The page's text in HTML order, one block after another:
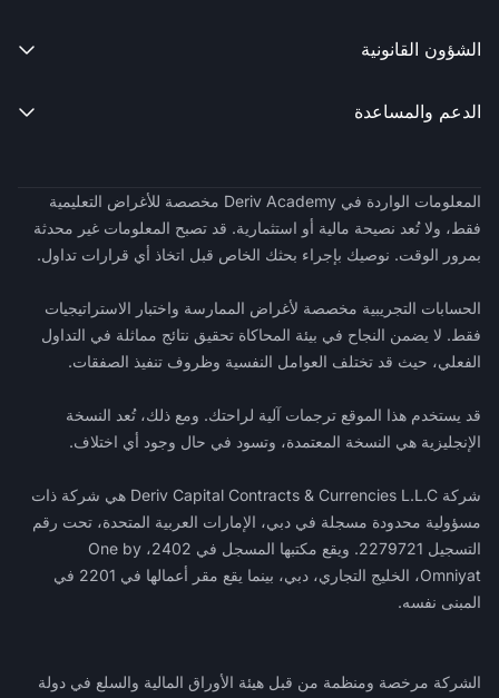
الشؤون القانونية 
الدعم والمساعدة 
المعلومات الواردة في Deriv Academy مخصصة للأغراض التعليمية
فقط، ولا تُعد نصيحة مالية أو استثمارية. قد تصبح المعلومات غير محدثة
بمرور الوقت. نوصيك بإجراء بحثك الخاص قبل اتخاذ أي قرارات تداول.
الحسابات التجريبية مخصصة لأغراض الممارسة واختبار الاستراتيجيات
فقط. لا يضمن النجاح في بيئة المحاكاة تحقيق نتائج مماثلة في التداول
الفعلي، حيث قد تختلف العوامل النفسية وظروف تنفيذ الصفقات.
قد يستخدم هذا الموقع ترجمات آلية لراحتك. ومع ذلك، تُعد النسخة
الإنجليزية هي النسخة المعتمدة، وتسود في حال وجود أي اختلاف.
شركة Deriv Capital Contracts & Currencies L.L.C هي شركة ذات
مسؤولية محدودة مسجلة في دبي، الإمارات العربية المتحدة، تحت رقم
التسجيل 2279721. ويقع مكتبها المسجل في 2402، One by
Omniyat، الخليج التجاري، دبي، بينما يقع مقر أعمالها في 2201 في
المبنى نفسه.
الشركة مرخصة ومنظمة من قبل هيئة الأوراق المالية والسلع في دولة